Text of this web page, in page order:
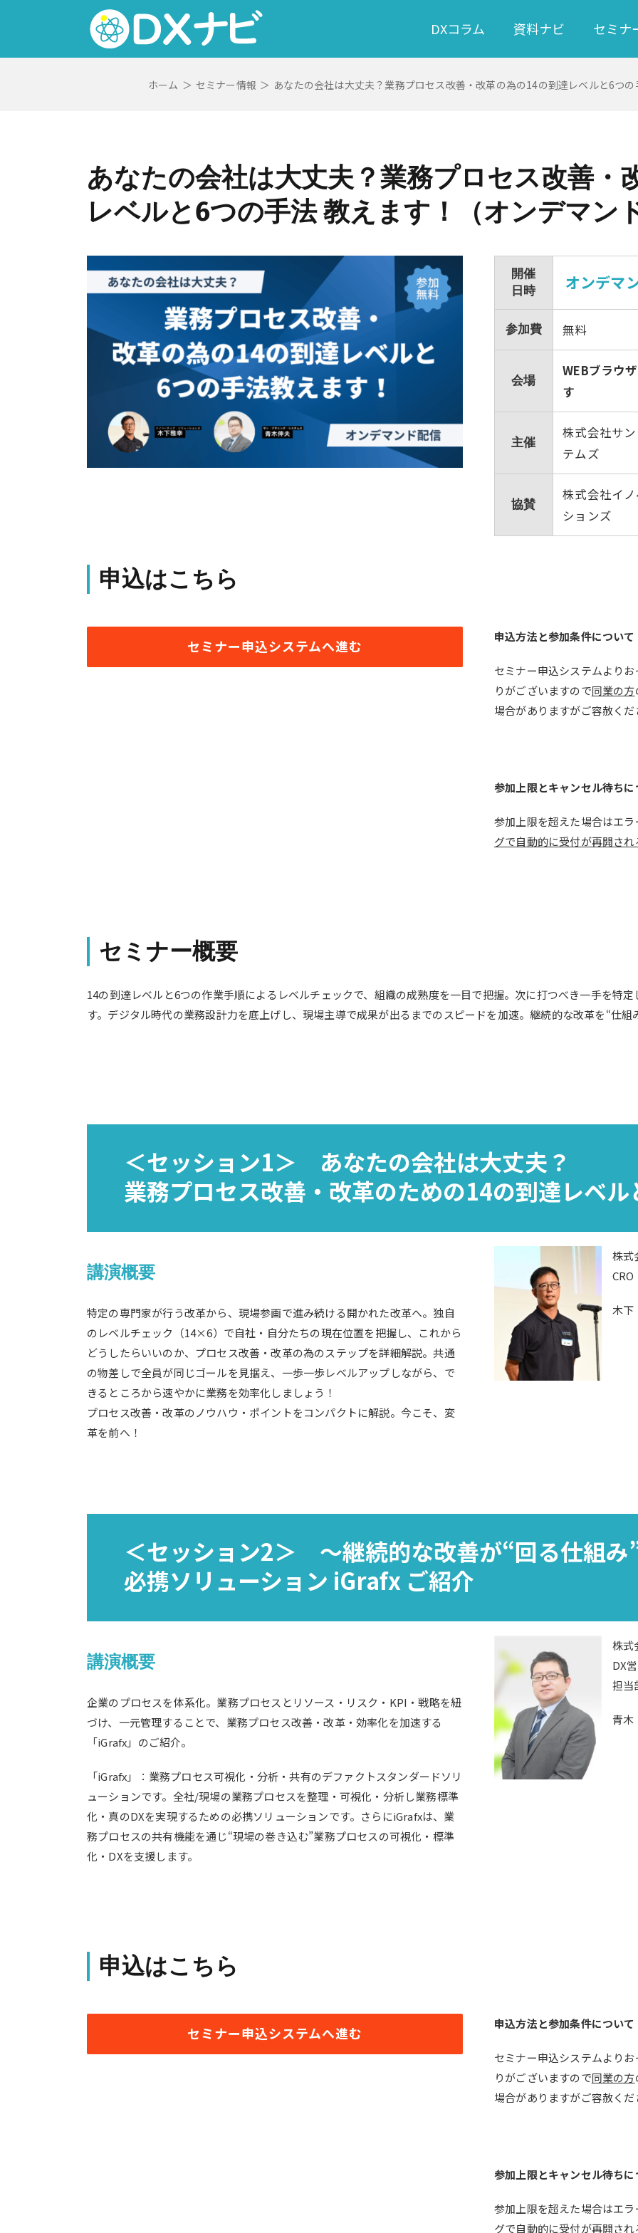
DXコラム 資料ナビ セミナ
ホーム ＞ セミナー情報 ＞ あなたの会社は大丈夫？業務プロセス改善・改革の為の14の到達レベルと6つの
あなたの会社は大丈夫？業務プロセス改善・
レベルと6つの手法 教えます！（オンデマン
開催
日時
オンデマ
参加費 無料
会場
WEBブラウ
す
主催
株式会社サ
テムズ
協賛
株式会社イ
ションズ
申込はこちら
セミナー申込システムへ進む
申込方法と参加条件について
セミナー申込システムより
りがございますので同業の方
場合がありますがご容赦くだ
参加上限とキャンセル待ちに
参加上限を超えた場合はエラ
グで自動的に受付が再開さ
セミナー概要
14の到達レベルと6つの作業手順によるレベルチェックで、組織の成熟度を一目で把握。次に打つべき一手を特
す。デジタル時代の業務設計力を底上げし、現場主導で成果が出るまでのスピードを加速。継続的な改革を“仕組
＜セッション1＞ あなたの会社は大丈夫？
業務プロセス改善・改革のための14の到達レベ
講演概要
特定の専門家が行う改革から、現場参画で進み続ける開かれた改革へ。独自
のレベルチェック（14×6）で自社・自分たちの現在位置を把握し、これから
どうしたらいいのか、プロセス改善・改革の為のステップを詳細解説。共通
の物差しで全員が同じゴールを見据え、一歩一歩レベルアップしながら、で
きるところから速やかに業務を効率化しましょう！
プロセス改善・改革のノウハウ・ポイントをコンパクトに解説。今こそ、変
革を前へ！
株式
CRO
木
＜セッション2＞ ～継続的な改善が“回る仕組み
必携ソリューション iGrafx ご紹介
講演概要
企業のプロセスを体系化。業務プロセスとリソース・リスク・KPI・戦略を紐
づけ、一元管理することで、業務プロセス改善・改革・効率化を加速する
「iGrafx」のご紹介。
「iGrafx」：業務プロセス可視化・分析・共有のデファクトスタンダードソリ
ューションです。全社/現場の業務プロセスを整理・可視化・分析し業務標準
化・真のDXを実現するための必携ソリューションです。さらにiGrafxは、業
務プロセスの共有機能を通じ“現場の巻き込む”業務プロセスの可視化・標準
化・DXを支援します。
株式
DX
担当
青
申込はこちら
セミナー申込システムへ進む
申込方法と参加条件について
セミナー申込システムより
りがございますので同業の方
場合がありますがご容赦くだ
参加上限とキャンセル待ちに
参加上限を超えた場合はエラ
グで自動的に受付が再開さ